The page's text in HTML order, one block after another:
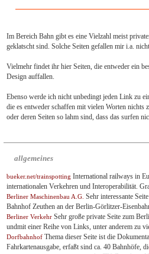
Im Bereich Bahn gibt es eine Vielzahl meist
geklatscht sind. Solche Seiten gefallen mir i.a.
Vielmehr findet ihr hier Seiten, die entweder ein
Design auffallen.
Ebenso werde ich nicht unbedingt jeden Link zu
die es entweder schaffen mit vielen Worten nichts
oder deren Seiten so lahm sind, dass das surfen
allgemeines
bueker.net/trainspotting International railways in
internationalen Verkehren und Interoperabilität.
Berliner Maschinenbau A.G. Sehr interessante
Bahnhof Zeuthen an der Berlin-Görlitzer-
Berliner Verkehr Sehr große private Seite zum
undmit einer Reihe von Links, unter anderem zu
Dorfbahnhof Thema dieser Seite ist die
Fahrkartenausgabe, erfaßt sind ca. 40 Bahnhöfe,